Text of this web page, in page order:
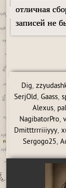
отличная
записей не
Dig,
SerjOld, Gaass,
Alexus,
NagibatorPro,
Dmitttrrriiiyyy,
Sergogo25,